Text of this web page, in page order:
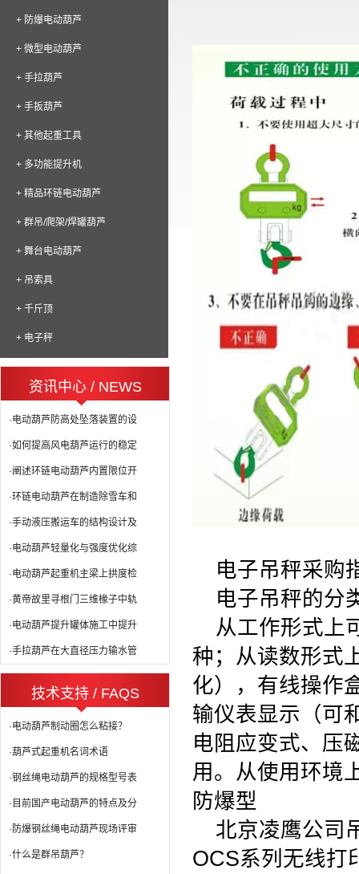
+ 防爆电动葫芦
+ 微型电动葫芦
+ 手拉葫芦
+ 手扳葫芦
+ 其他起重工具
+ 多功能提升机
+ 精品环链电动葫芦
+ 群吊/爬架/焊罐葫芦
+ 舞台电动葫芦
+ 吊索具
+ 千斤顶
+ 电子秤
资讯中心 / NEWS
·电动葫芦防高处坠落装置的设
·如何提高风电葫芦运行的稳定
·阐述环链电动葫芦内置限位开
·环链电动葫芦在制造除雪车和
·手动液压搬运车的结构设计及
·电动葫芦轻量化与强度优化综
·电动葫芦起重机主梁上拱度检
·黄帝故里寻根门三维椽子中轨
·电动葫芦提升罐体施工中提升
·手拉葫芦在大直径压力输水管
技术支持 / FAQS
·电动葫芦制动圈怎么粘接？
·葫芦式起重机名词术语
·钢丝绳电动葫芦的规格型号表
·目前国产电动葫芦的特点及分
·防爆钢丝绳电动葫芦现场评审
·什么是群吊葫芦？
电子吊秤采购
电子吊秤的分
从工作形式上
种；从读数形式
化），有线操作
输仪表显示（可
电阻应变式、压
用。从使用环境
防爆型
北京凌鹰公司
OCS系列无线打